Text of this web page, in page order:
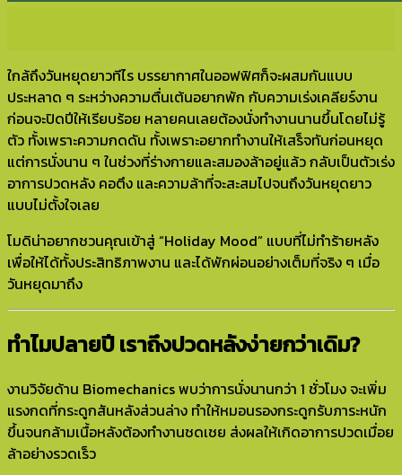
ใกล้ถึงวันหยุดยาวทีไร บรรยากาศในออฟฟิศก็จะผสมกันแบบ
ประหลาด ๆ ระหว่างความตื่นเต้นอยากพัก กับความเร่งเคลียร์งาน
ก่อนจะปิดปีให้เรียบร้อย หลายคนเลยต้องนั่งทำงานนานขึ้นโดยไม่รู้
ตัว ทั้งเพราะความกดดัน ทั้งเพราะอยากทำงานให้เสร็จทันก่อนหยุด
แต่การนั่งนาน ๆ ในช่วงที่ร่างกายและสมองล้าอยู่แล้ว กลับเป็นตัวเร่ง
อาการปวดหลัง คอตึง และความล้าที่จะสะสมไปจนถึงวันหยุดยาว
แบบไม่ตั้งใจเลย
โมดิน่าอยากชวนคุณเข้าสู่ “Holiday Mood” แบบที่ไม่ทำร้ายหลัง
เพื่อให้ได้ทั้งประสิทธิภาพงาน และได้พักผ่อนอย่างเต็มที่จริง ๆ เมื่อ
วันหยุดมาถึง
ทำไมปลายปี เราถึงปวดหลังง่ายกว่าเดิม?
งานวิจัยด้าน Biomechanics พบว่าการนั่งนานกว่า 1 ชั่วโมง จะเพิ่ม
แรงกดที่กระดูกสันหลังส่วนล่าง ทำให้หมอนรองกระดูกรับภาระหนัก
ขึ้นจนกล้ามเนื้อหลังต้องทำงานชดเชย ส่งผลให้เกิดอาการปวดเมื่อย
ล้าอย่างรวดเร็ว